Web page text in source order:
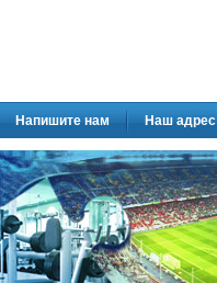
Напишите нам Наш адрес